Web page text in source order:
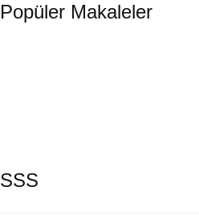
Popüler Makaleler
SSS